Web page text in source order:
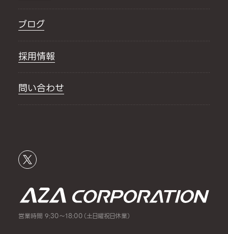
ブログ
採用情報
問い合わせ
営業時間 9:30～18:00（土日曜祝日休業）